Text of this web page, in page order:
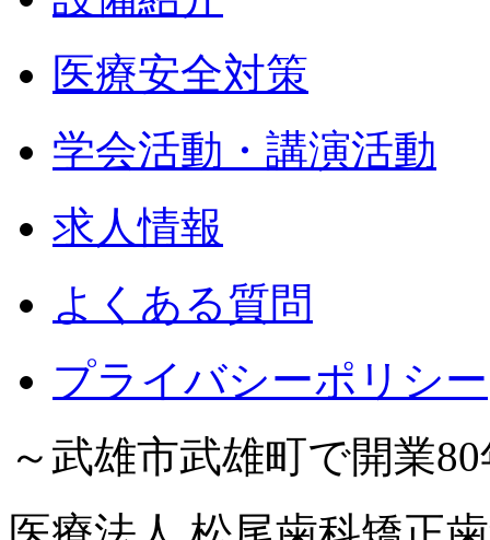
医療安全対策
学会活動・講演活動
求人情報
よくある質問
プライバシーポリシー
～武雄市武雄町で開業